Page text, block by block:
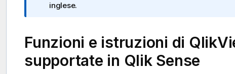
inglese.
Funzioni e istruzioni di
supportate in Qlik Sense